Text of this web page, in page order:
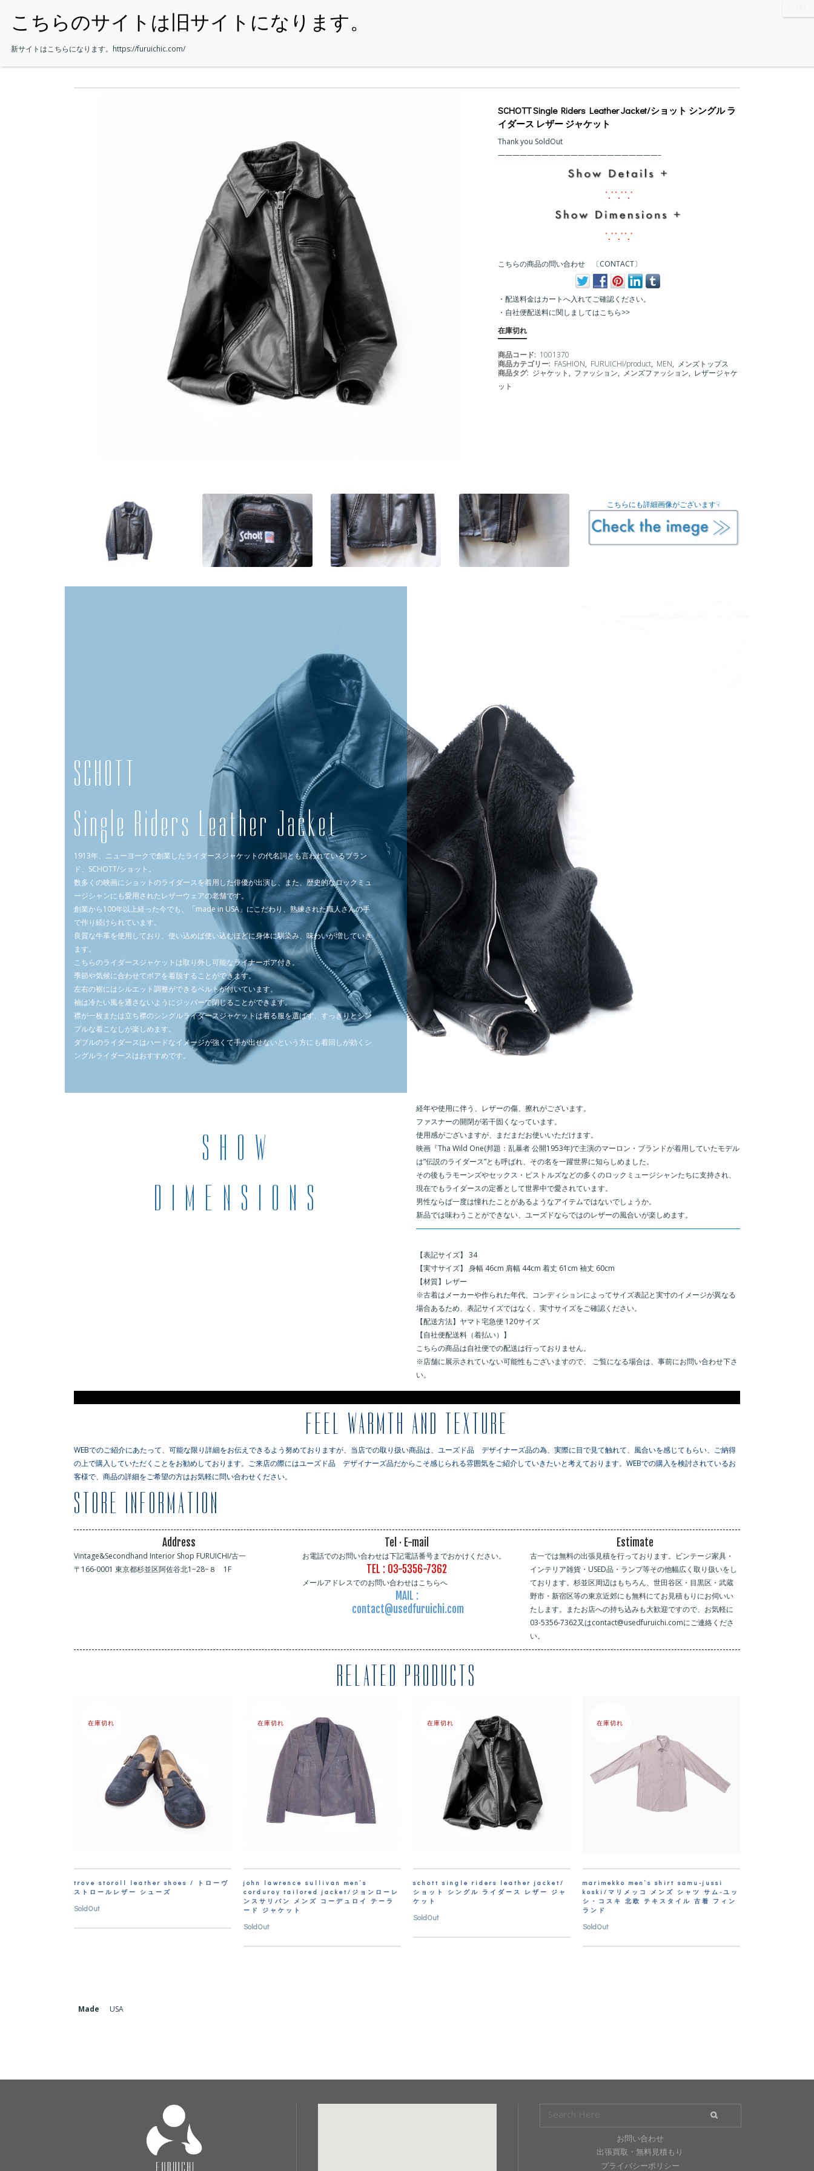
・HOME ・ITEM ・SHOPPING-GUIDE
SCHOTT Single Riders Leather Jacket/ショット シングル ラ
イダース レザー ジャケット
Thank you SoldOut
こちらの商品の問い合わせ 〔CONTACT〕
・配送料金はカートへ入れてご確認ください。
・ 自社便配送料に関しましてはこちら>>
在庫切れ
商品コード: 1001370
商品カテゴリー: FASHION, FURUICHI/product, MEN, メンズトップス
商品タグ: ジャケット , ファッション, メンズファッション, レザージャケ
ット
こちらにも詳細画像がございます☟
SCHOTT
Single Riders Leather Jacket
1913年、ニューヨークで創業したライダースジャケットの代名詞とも言われているブラン
ド、SCHOTT/ショット。
数多くの映画にショットのライダースを着用した俳優が出演し、また、歴史的なロックミュ
ージシャンにも愛用されたレザーウェアの老舗です。
創業から100年以上経った今でも、「made in USA」にこだわり、熟練された職人さんの手
で作り続けられています。
良質な牛革を使用しており、使い込めば使い込むほどに身体に馴染み、味わいが増していき
ます。
こちらのライダースジャケットは取り外し可能なライナーボア付き。
季節や気候に合わせてボアを着脱することができます。
左右の裾にはシルエット調整ができるベルトが付いています。
袖は冷たい風を通さないようにジッパーで閉じることができます。
襟が一枚または立ち襟のシングルライダースジャケットは着る服を選ばず、すっきりとシン
プルな着こなしが楽しめます。
ダブルのライダースはハードなイメージが強くて手が出せないという方にも着回しが効くシ
ングルライダースはおすすめです。
経年や使用に伴う、レザーの傷、擦れがございます。
ファスナーの開閉が若干固くなっています。
使用感がございますが、まだまだお使いいただけます。
映画『Tha Wild One(邦題：乱暴者 公開1953年)で主演のマーロン・ブランドが着用していたモデル
は”伝説のライダース”とも呼ばれ、その名を一躍世界に知らしめました。
その後もラモーンズやセックス・ピストルズなどの多くのロックミュージシャンたちに支持され、
現在でもライダースの定番として世界中で愛されています。
男性ならば一度は憧れたことがあるようなアイテムではないでしょうか。
新品では味わうことができない、ユーズドならではのレザーの風合いが楽しめます。
【表記サイズ】 34
【実寸サイズ】 身幅 46cm 肩幅 44cm 着丈 61cm 袖丈 60cm
【材質】レザー
※古着はメーカーや作られた年代、コンディションによってサイズ表記と実寸のイメージが異なる
場合あるため、表記サイズではなく、実寸サイズをご確認ください。
【配送方法】ヤマト宅急便 120サイズ
【自社便配送料（着払い）】
こちらの商品は自社便での配送は行っておりません。
※店舗に展示されていない可能性もございますので、 ご覧になる場合は、事前にお問い合わせ下さ
い。
FEEL WARMTH AND TEXTURE
WEBでのご紹介にあたって、可能な限り詳細をお伝えできるよう努めておりますが、当店での取り扱い商品は、ユーズド品 デザイナーズ品の為、実際に目で見て触れて、風合いを感じてもらい、ご納得
の上で購入していただくことをお勧めしております。ご来店の際にはユーズド品 デザイナーズ品だからこそ感じられる雰囲気をご紹介していきたいと考えております。WEBでの購入を検討されているお
客様で、商品の詳細をご希望の方はお気軽に問い合わせください。
Address
Vintage&Secondhand Interior Shop FURUICHI/古一
〒166-0001 東京都杉並区阿佐谷北1−28−８ 1F
Tel · E-mail
お電話でのお問い合わせは下記電話番号までおかけください。
TEL : 03-5356-7362
メールアドレスでのお問い合わせはこちらへ
MAIL :
contact@usedfuruichi.com
Estimate
古一では無料の出張見積を行っております。ビンテージ家具・
インテリア雑貨・USED品・ランプ等その他幅広く取り扱いをし
ております。杉並区周辺はもちろん、世田谷区・目黒区・武蔵
野市・新宿区等の東京近郊にも無料にてお見積もりにお伺いい
たします。またお店への持ち込みも大歓迎ですので、お気軽に
03-5356-7362又はcontact@usedfuruichi.comにご連絡くださ
い。
RELATED PRODUCTS
在庫切れ
trove storoll leather shoes / トローヴ
ストロールレザー シューズ
SoldOut
在庫切れ
john lawrence sullivan men’s
corduroy tailored jacket/ジョンローレ
ンスサリバン メンズ コーデュロイ テーラ
ード ジャケット
SoldOut
在庫切れ
schott single riders leather jacket/
ショット シングル ライダース レザー ジャ
ケット
SoldOut
在庫切れ
marimekko men’s shirt samu-jussi
koski/マリメッコ メンズ シャツ サム-ユッ
シ・コスキ 北欧 テキスタイル 古着 フィン
ランド
SoldOut
Made USA
お問い合わせ
出張買取・無料見積もり
プライバシーポリシー
新サイトはこちらになります。 https://furuichic.com/